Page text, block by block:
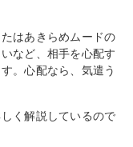
はあきらめムードの
など、相手を心配す
。心配なら、気遣う
く解説しているので